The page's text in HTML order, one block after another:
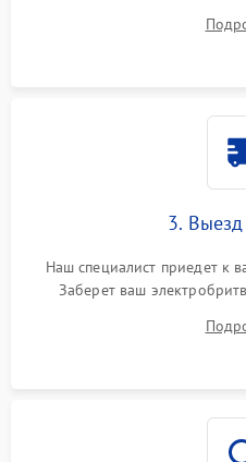
3.
Наш специалист приедет к
Заберет ваш